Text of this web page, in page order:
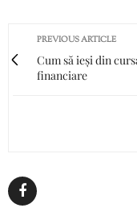
PREVIOUS ARTICLE
Cum să ieși din
financiare